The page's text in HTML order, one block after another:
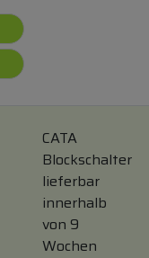
CATA
Blockschalter
lieferbar
innerhalb
von 9
Wochen